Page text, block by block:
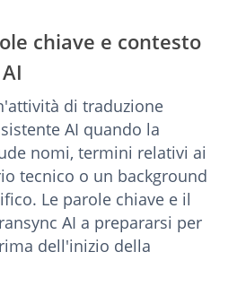
chiave e contesto
di traduzione
AI quando la
nomi, termini relativi ai
tecnico o un background
Le parole chiave e il
AI a prepararsi per
dell'inizio della